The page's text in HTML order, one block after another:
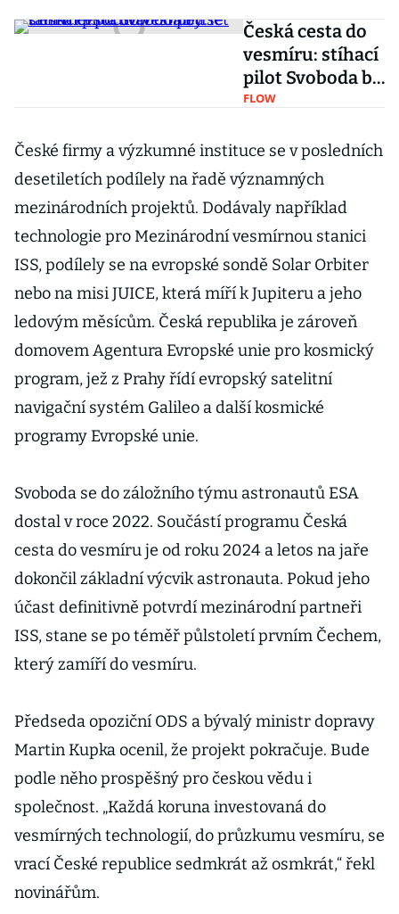
Česká cesta do
vesmíru: stíhací
pilot Svoboda by
se tam měl
let
FLOW
České firmy a výzkumné instituce se v posledních
desetiletích podílely na řadě významných
mezinárodních projektů. Dodávaly například
technologie pro Mezinárodní vesmírnou stanici
ISS, podílely se na evropské sondě Solar Orbiter
nebo na misi JUICE, která míří k Jupiteru a jeho
ledovým měsícům. Česká republika je zároveň
domovem Agentura Evropské unie pro kosmický
program, jež z Prahy řídí evropský satelitní
navigační systém Galileo a další kosmické
programy Evropské unie.
Svoboda se do záložního týmu astronautů ESA
dostal v roce 2022. Součástí programu Česká
cesta do vesmíru je od roku 2024 a letos na jaře
dokončil základní výcvik astronauta. Pokud jeho
účast definitivně potvrdí mezinárodní partneři
ISS, stane se po téměř půlstoletí prvním Čechem,
který zamíří do vesmíru.
Předseda opoziční ODS a bývalý ministr dopravy
Martin Kupka ocenil, že projekt pokračuje. Bude
podle něho prospěšný pro českou vědu i
společnost. „Každá koruna investovaná do
vesmírných technologií, do průzkumu vesmíru, se
vrací České republice sedmkrát až osmkrát,“ řekl
novinářům.